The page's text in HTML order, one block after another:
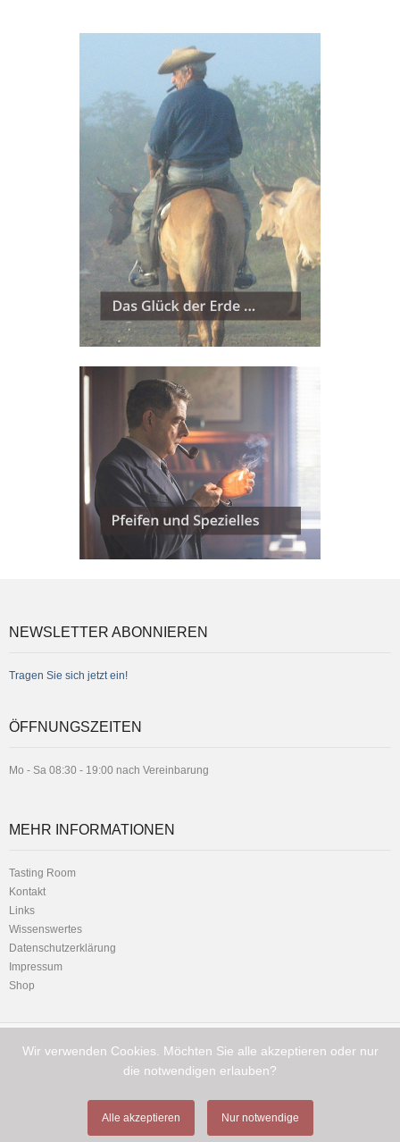
NEWSLETTER ABONNIEREN
Tragen Sie sich jetzt ein!
ÖFFNUNGSZEITEN
Mo - Sa 08:30 - 19:00 nach Vereinbarung
MEHR INFORMATIONEN
Tasting Room
Kontakt
Links
Wissenswertes
Datenschutzerklärung
Impressum
Shop
Telefon:
Hauptstrasse 1 - 8716 Schmerikon
Copyright © Cigamor GmbH 2026
Wir verwenden Cookies. Möchten Sie alle akzeptieren oder nur
die notwendigen erlauben?
Alle akzeptieren Nur notwendige